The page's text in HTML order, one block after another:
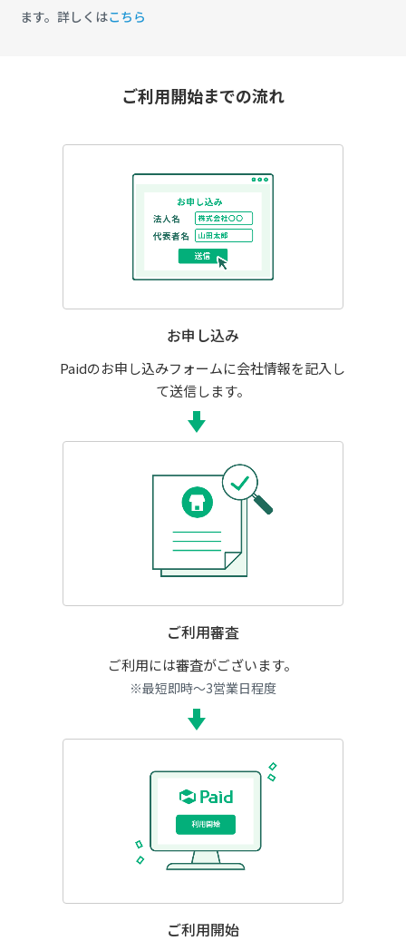
ます。詳しくはこちら
ご利用開始までの流れ
お申し込み
Paidのお申し込みフォームに会社情報を記入し
て送信します。
ご利用審査
ご利用には審査がございます。
※最短即時～3営業日程度
ご利用開始